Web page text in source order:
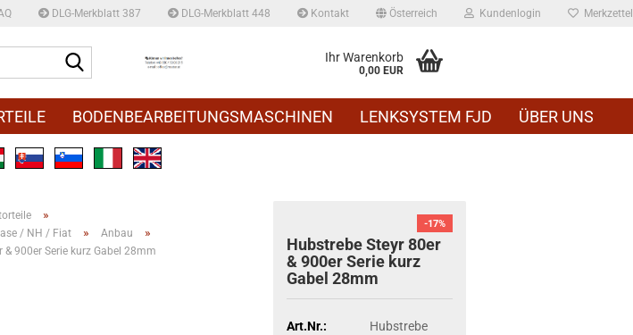
DLG-Merkblatt 387 DLG-Merkblatt 448 Kontakt Österreich Kundenlogin Merkzettel
Ihr Warenkorb
0,00 EUR
BODENBEARBEITUNGSMASCHINEN LENKSYSTEM FJD ÜBER UNS
»
/ NH / Fiat » Anbau »
& 900er Serie kurz Gabel 28mm
-17%
Hub­stre­be Steyr 80er
& 900er Serie kurz
Gabel 28mm
Art.Nr.:
Hubstrebe